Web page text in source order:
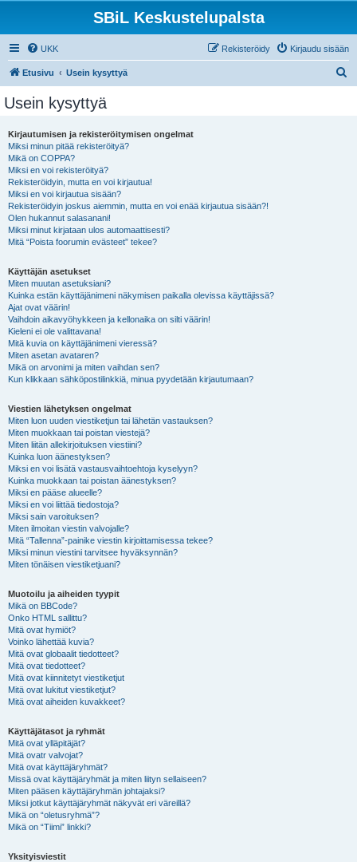
SBiL Keskustelupalsta
UKK Kirjaudu sisään
Rekisteröidy
Etusivu Usein kysyttyä
Usein kysyttyä
Kirjautumisen ja rekisteröitymisen ongelmat
Miksi minun pitää rekisteröityä?
Mikä on COPPA?
Miksi en voi rekisteröityä?
Rekisteröidyin, mutta en voi kirjautua!
Miksi en voi kirjautua sisään?
Rekisteröidyin joskus aiemmin, mutta en voi enää kirjautua sisään?!
Olen hukannut salasanani!
Miksi minut kirjataan ulos automaattisesti?
Mitä “Poista foorumin evästeet” tekee?
Käyttäjän asetukset
Miten muutan asetuksiani?
Kuinka estän käyttäjänimeni näkymisen paikalla olevissa käyttäjissä?
Ajat ovat väärin!
Vaihdoin aikavyöhykkeen ja kellonaika on silti väärin!
Kieleni ei ole valittavana!
Mitä kuvia on käyttäjänimeni vieressä?
Miten asetan avataren?
Mikä on arvonimi ja miten vaihdan sen?
Kun klikkaan sähköpostilinkkiä, minua pyydetään kirjautumaan?
Viestien lähetyksen ongelmat
Miten luon uuden viestiketjun tai lähetän vastauksen?
Miten muokkaan tai poistan viestejä?
Miten liitän allekirjoituksen viestiini?
Kuinka luon äänestyksen?
Miksi en voi lisätä vastausvaihtoehtoja kyselyyn?
Kuinka muokkaan tai poistan äänestyksen?
Miksi en pääse alueelle?
Miksi en voi liittää tiedostoja?
Miksi sain varoituksen?
Miten ilmoitan viestin valvojalle?
Mitä “Tallenna”-painike viestin kirjoittamisessa tekee?
Miksi minun viestini tarvitsee hyväksynnän?
Miten tönäisen viestiketjuani?
Muotoilu ja aiheiden tyypit
Mikä on BBCode?
Onko HTML sallittu?
Mitä ovat hymiöt?
Voinko lähettää kuvia?
Mitä ovat globaalit tiedotteet?
Mitä ovat tiedotteet?
Mitä ovat kiinnitetyt viestiketjut
Mitä ovat lukitut viestiketjut?
Mitä ovat aiheiden kuvakkeet?
Käyttäjätasot ja ryhmät
Mitä ovat ylläpitäjät?
Mitä ovatr valvojat?
Mitä ovat käyttäjäryhmät?
Missä ovat käyttäjäryhmät ja miten liityn sellaiseen?
Miten pääsen käyttäjäryhmän johtajaksi?
Miksi jotkut käyttäjäryhmät näkyvät eri väreillä?
Mikä on “oletusryhmä”?
Mikä on “Tiimi” linkki?
Yksityisviestit